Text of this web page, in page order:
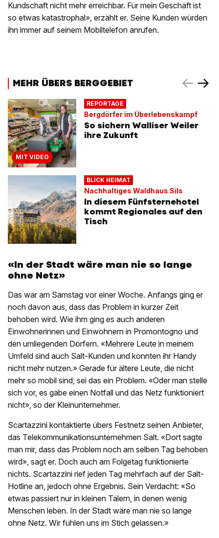
Kundschaft nicht mehr erreichbar. Für mein Geschäft ist
so etwas katastrophal», erzählt er. Seine Kunden würden
ihn immer auf seinem Mobiltelefon anrufen.
MEHR ÜBERS BERGGEBIET
MIT VIDEO
REPORTAGE
Bergdörfer im Überlebenskampf
So sichern Walliser Weiler
ihre Zukunft
BLICK HEIMAT
Nachhaltiges Waldhaus Sils
In diesem Fünfsternehotel
kommt Regionales auf den
Tisch
«In der Stadt wäre man nie so lange
ohne Netz»
Das war am Samstag vor einer Woche. Anfangs ging er
noch davon aus, dass das Problem in kurzer Zeit
behoben wird. Wie ihm ging es auch anderen
Einwohnerinnen und Einwohnern in Promontogno und
den umliegenden Dörfern. «Mehrere Leute in meinem
Umfeld sind auch Salt-Kunden und konnten ihr Handy
nicht mehr nutzen.» Gerade für ältere Leute, die nicht
mehr so mobil sind, sei das ein Problem. «Oder man stelle
sich vor, es gäbe einen Notfall und das Netz funktioniert
nicht», so der Kleinunternehmer.
Scartazzini kontaktierte übers Festnetz seinen Anbieter,
das Telekommunikationsunternehmen Salt. «Dort sagte
man mir, dass das Problem noch am selben Tag behoben
wird», sagt er. Doch auch am Folgetag funktionierte
nichts. Scartazzini rief jeden Tag mehrfach auf der Salt-
Hotline an, jedoch ohne Ergebnis. Sein Verdacht: «So
etwas passiert nur in kleinen Tälern, in denen wenig
Menschen leben. In der Stadt wäre man nie so lange
ohne Netz. Wir fühlen uns im Stich gelassen.»